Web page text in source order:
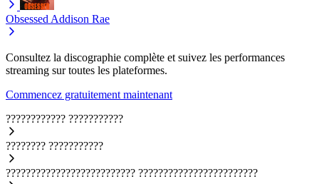
Obsessed Addison Rae
Consultez la discographie complète et suivez les performances
streaming sur toutes les plateformes.
Commencez gratuitement maintenant
???????????? ???????????
???????? ???????????
?????????????????????????? ????????????????????????